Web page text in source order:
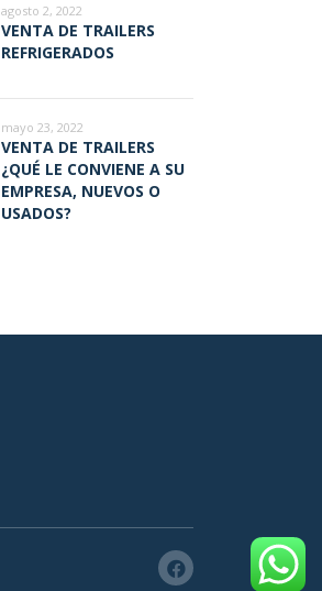
agosto 2, 2022
VENTA DE TRAILERS
REFRIGERADOS
mayo 23, 2022
VENTA DE TRAILERS
¿QUÉ LE CONVIENE A SU
EMPRESA, NUEVOS O
USADOS?